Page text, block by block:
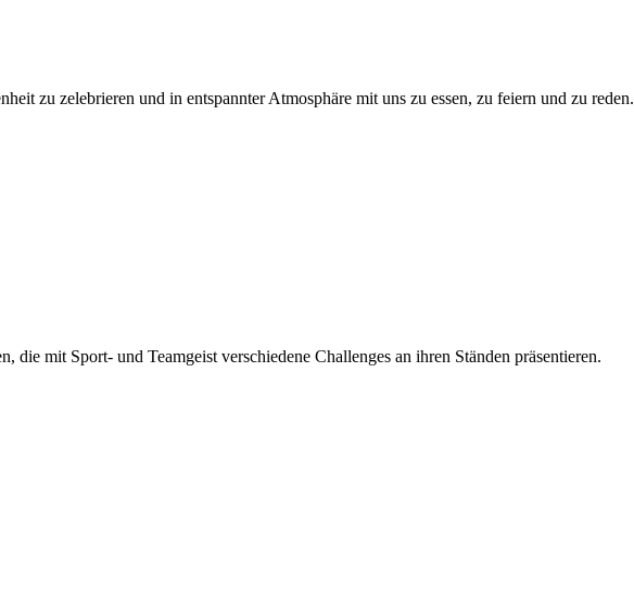
zu zelebrieren und in entspannter Atmosphäre mit uns zu essen, zu feiern und zu reden.
mit Sport- und Teamgeist verschiedene Challenges an ihren Ständen präsentieren.